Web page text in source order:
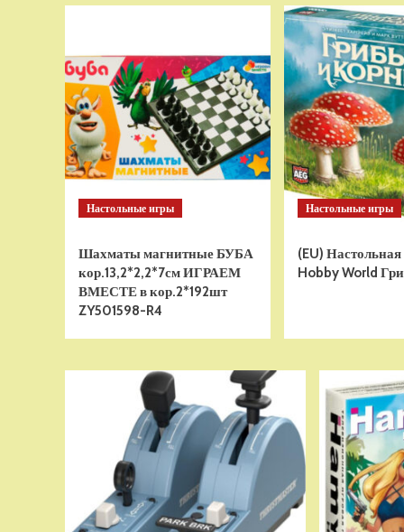
Настольные игры
Шахматы магнитные БУБА
кор.13,2*2,2*7см ИГРАЕМ
ВМЕСТЕ в кор.2*192шт
ZY501598-R4
Настольные игры
(EU) Настольная
Hobby World